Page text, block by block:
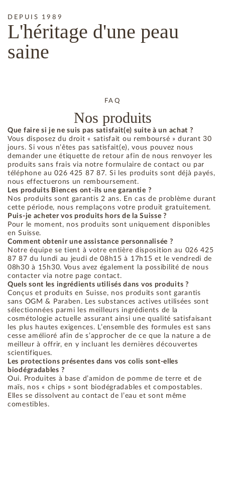
DEPUIS 1989
L'héritage d'une peau
saine
FAQ
Nos produits
Que faire si je ne suis pas satisfait(e) suite à un achat ?
Vous disposez du droit « satisfait ou remboursé » durant 30
jours. Si vous n’êtes pas satisfait(e), vous pouvez nous
demander une étiquette de retour afin de nous renvoyer les
produits sans frais via notre formulaire de contact ou par
téléphone au 026 425 87 87. Si les produits sont déjà payés,
nous effectuerons un remboursement.
Les produits Biences ont-ils une garantie ?
Nos produits sont garantis 2 ans. En cas de problème durant
cette période, nous remplaçons votre produit gratuitement.
Puis-je acheter vos produits hors de la Suisse ?
Pour le moment, nos produits sont uniquement disponibles
en Suisse.
Comment obtenir une assistance personnalisée ?
Notre équipe se tient à votre entière disposition au 026 425
87 87 du lundi au jeudi de 08h15 à 17h15 et le vendredi de
08h30 à 15h30. Vous avez également la possibilité de nous
contacter via notre page contact.
Quels sont les ingrédients utilisés dans vos produits ?
Conçus et produits en Suisse, nos produits sont garantis
sans OGM & Paraben. Les substances actives utilisées sont
sélectionnées parmi les meilleurs ingrédients de la
cosmétologie actuelle assurant ainsi une qualité satisfaisant
les plus hautes exigences. L’ensemble des formules est sans
cesse amélioré afin de s’approcher de ce que la nature a de
meilleur à offrir, en y incluant les dernières découvertes
scientifiques.
Les protections présentes dans vos colis sont-elles
biodégradables ?
Oui. Produites à base d’amidon de pomme de terre et de
maïs, nos « chips » sont biodégradables et compostables.
Elles se dissolvent au contact de l’eau et sont même
comestibles.